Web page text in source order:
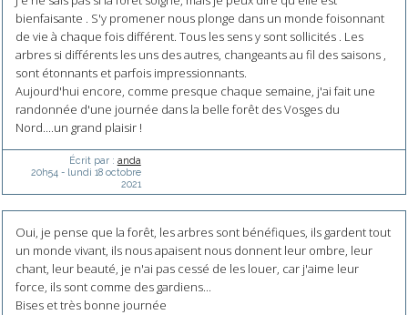
bienfaisante . S'y promener nous plonge dans un monde foisonnant
de vie à chaque fois différent. Tous les sens y sont sollicités . Les
arbres si différents les uns des autres, changeants au fil des saisons ,
sont étonnants et parfois impressionnants.
Aujourd'hui encore, comme presque chaque semaine, j'ai fait une
randonnée d'une journée dans la belle forêt des Vosges du
Nord....un grand plaisir !
Écrit par : anda
20h54 - lundi 18 octobre
2021
Oui, je pense que la forêt, les arbres sont bénéfiques, ils gardent tout
un monde vivant, ils nous apaisent nous donnent leur ombre, leur
chant, leur beauté, je n'ai pas cessé de les louer, car j'aime leur
force, ils sont comme des gardiens...
Bises et très bonne journée